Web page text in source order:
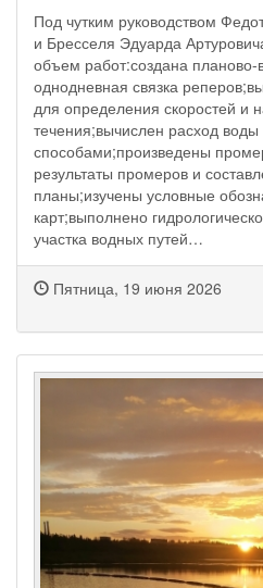
Под чутким руководством
и Бресселя Эдуарда
объем работ:создана планово-
однодневная связка
для определения скоростей и
течения;вычислен расход
способами;произведены
результаты промеров и
планы;изучены условные
карт;выполнено
участка водных путей…
Пятница, 19 июня 2026